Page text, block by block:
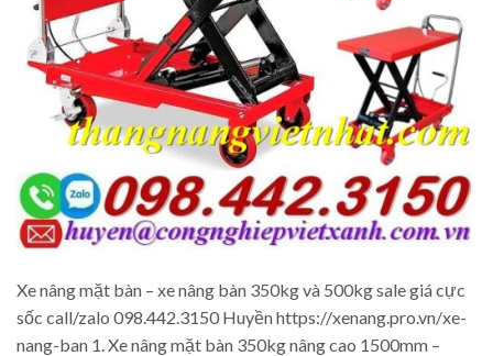
Xe nâng mặt bàn – xe nâng bàn 350kg và 500kg sale giá cực
sốc call/zalo 098.442.3150 Huyền https://xenang.pro.vn/xe-
nang-ban 1. Xe nâng mặt bàn 350kg nâng cao 1500mm –